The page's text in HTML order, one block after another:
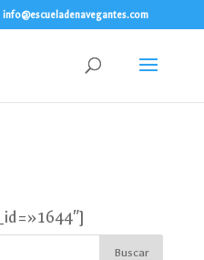
info@escueladenavegantes.com